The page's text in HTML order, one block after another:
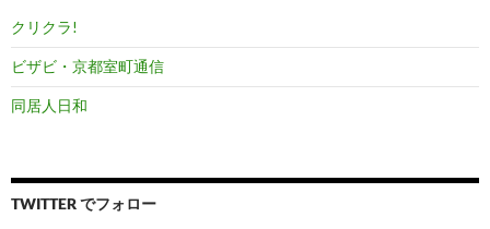
クリクラ!
ビザビ・京都室町通信
同居人日和
TWITTER でフォロー